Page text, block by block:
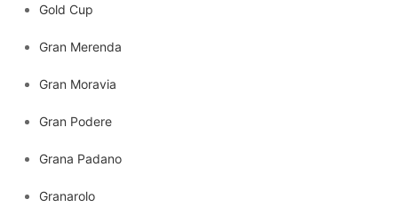
Gold Cup
Gran Merenda
Gran Moravia
Gran Podere
Grana Padano
Granarolo